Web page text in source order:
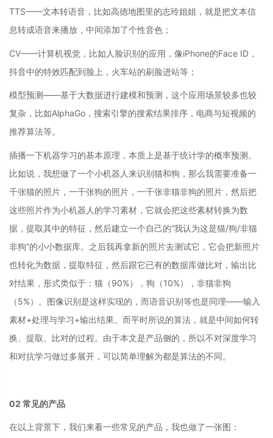
TTS——文本转语音，比如高德地图里的志玲姐姐，就是把文本信
息转成语音来播放，中间添加了个性音色；
CV——计算机视觉，比如人脸识别的应用，像iPhone的Face ID，
抖音中的特效匹配到脸上，火车站的刷脸进站等；
模型预测——基于大数据进行建模和预测，这个应用场景较多也较
复杂，比如AlphaGo，搜索引擎的搜索结果排序，电商与短视频的
推荐算法等。
插播一下机器学习的基本原理，本质上是基于统计学的概率预测。
比如说，我想做了一个小机器人来识别猫和狗，那么我需要准备一
千张猫的照片，一千张狗的照片，一千张非猫非狗的照片，然后把
这些照片作为小机器人的学习素材，它就会把这些素材转换为数
据，提取其中的特征，然后建立一个自己的“我认为这是猫/狗/非猫
非狗”的小小数据库。之后我再拿新的照片去测试它，它会把新照片
也转化为数据，提取特征，然后跟它已有的数据库做比对，输出比
对结果，形式类似于：猫（90%），狗（10%），非猫非狗
（5%）。图像识别是这样实现的，而语音识别等也是同理——输入
素材+处理与学习+输出结果。而平时所说的算法，就是中间如何转
换、提取、比对的过程。由于本文是产品侧的，所以不对深度学习
和对抗学习做过多展开，可以简单理解为都是算法的不同。
02 常见的产品
在以上背景下，我们来看一些常见的产品，我也做了一张图：